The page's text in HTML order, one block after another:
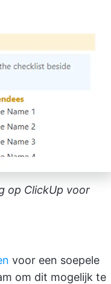
op ClickUp voor
voor een soepele
om dit mogelijk te